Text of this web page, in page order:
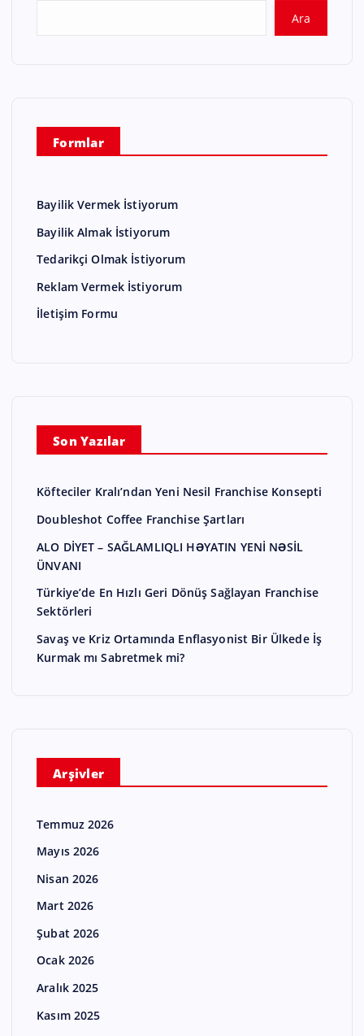
Ara
Formlar
Bayilik Vermek İstiyorum
Bayilik Almak İstiyorum
Tedarikçi Olmak İstiyorum
Reklam Vermek İstiyorum
İletişim Formu
Son Yazılar
Köfteciler Kralı’ndan Yeni Nesil Franchise Konsepti
Doubleshot Coffee Franchise Şartları
ALO DİYET – SAĞLAMLIQLI HƏYATIN YENİ NƏSİL
ÜNVANI
Türkiye’de En Hızlı Geri Dönüş Sağlayan Franchise
Sektörleri
Savaş ve Kriz Ortamında Enflasyonist Bir Ülkede İş
Kurmak mı Sabretmek mi?
Arşivler
Temmuz 2026
Mayıs 2026
Nisan 2026
Mart 2026
Şubat 2026
Ocak 2026
Aralık 2025
Kasım 2025